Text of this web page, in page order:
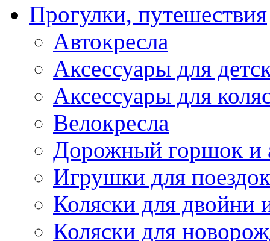
Прогулки, путешествия
Автокресла
Аксессуары для
Аксессуары для
Велокресла
Дорожный горшок и
Игрушки для поездок
Коляски для двойни
Коляски для